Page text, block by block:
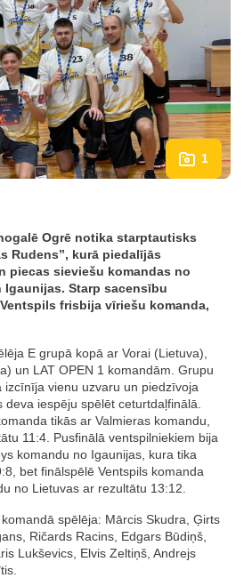
1
Ogrē notika starptautisks
Rudens”, kurā piedalījās
piecas sieviešu komandas no
Starp sacensību
frisbija vīriešu komanda,
E grupā kopā ar Vorai (Lietuva),
un LAT OPEN 1 komandām. Grupu
izcīnīja vienu uzvaru un piedzīvoja
iespēju spēlēt ceturtdaļfinālā.
tikās ar Valmieras komandu,
11:4. Pusfinālā ventspilniekiem bija
komandu no Igaunijas, kura tika
bet finālspēlē Ventspils komanda
no Lietuvas ar rezultātu 13:12.
spēlēja: Mārcis Skudra, Ģirts
Ričards Racins, Edgars Būdiņš,
Lukševics, Elvis Zeltiņš, Andrejs